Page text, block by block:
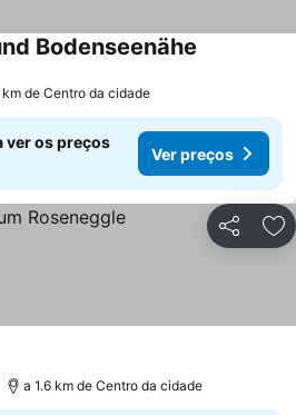
Bodenseenähe
km de Centro da cidade
ver os preços
Ver preços
Partilhar
a 1.6 km de Centro da cidade